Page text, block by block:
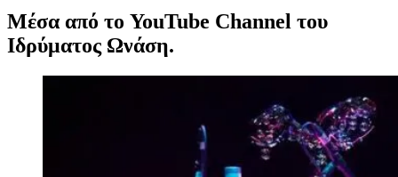
Μέσα από το YouTube Channel του
Ιδρύματος Ωνάση.